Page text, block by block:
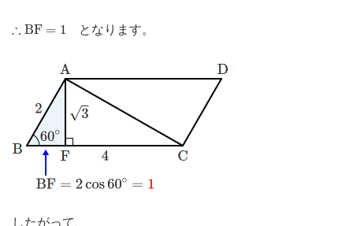
∴ BF = 1
∴ BF= となります。
したがって、